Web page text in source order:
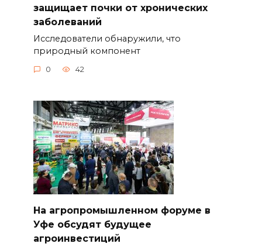
защищает почки от хронических
заболеваний
Исследователи обнаружили, что
природный компонент
0 42
На агропромышленном форуме в
Уфе обсудят будущее
агроинвестиций